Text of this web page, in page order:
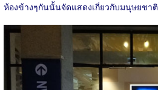
ห้องข้างๆกันนั้นจัดแสดงเกี่ยวกับมนุษยชาติ